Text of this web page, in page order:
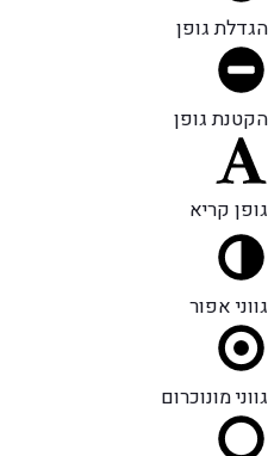
הגדלת גופן
הקטנת גופן
גופן קריא
גווני אפור
גווני מונוכרום